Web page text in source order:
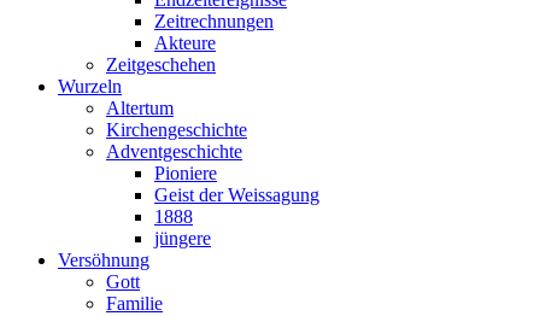
Zeitrechnungen
Akteure
Zeitgeschehen
Wurzeln
Altertum
Kirchengeschichte
Adventgeschichte
Pioniere
Geist der Weissagung
1888
jüngere
Versöhnung
Gott
Familie